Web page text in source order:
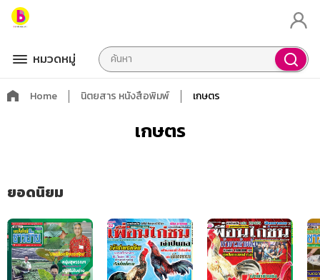
หมวดหมู่
Home นิตยสาร หนังสือพิมพ์ เกษตร
เกษตร
ยอดนิยม